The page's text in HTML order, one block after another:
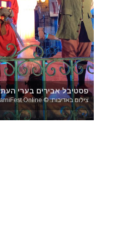
פסטיבל אבירים בערי
צילום באדיבות: © CarniFest Online